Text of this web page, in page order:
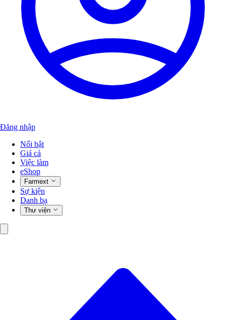
Đăng nhập
Nổi bật
Giá cả
Việc làm
eShop
Farmext
Sự kiện
Danh bạ
Thư viện